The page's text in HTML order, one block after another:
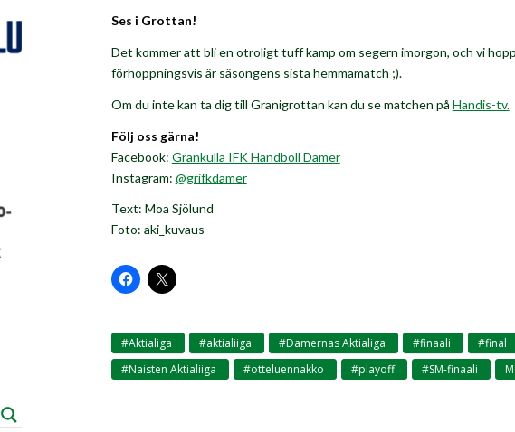
Ses i Grottan!
Det kommer att bli en otroligt tuff kamp om segern imorgon, och vi
förhoppningsvis är säsongens sista hemmamatch ;).
Om du inte kan ta dig till Granigrottan kan du se matchen på Handis-tv.
Följ oss gärna!
Facebook: Grankulla IFK Handboll Damer
Instagram: @grifkdamer
Text: Moa Sjölund
Foto: aki_kuvaus
#Aktialiga #aktialiiga #Damernas Aktialiga #finaali #final
#Naisten Aktialiiga #otteluennakko #playoff #SM-finaali